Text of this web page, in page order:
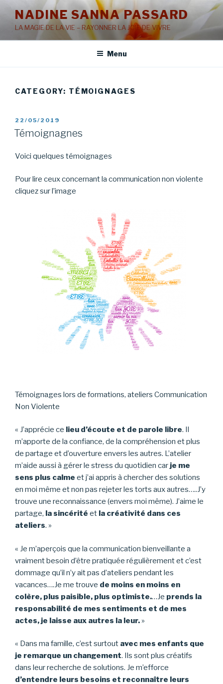
Skip
content
NADINE SANNA PASSARD
LA MAGIE DE LA VIE – RAYONNER LA JOIE DE VIVRE
Menu
CATEGORY: TÉMOIGNAGES
POSTED
ON
22/05/2019
Témoignagnes
Voici quelques témoignages
Pour lire ceux concernant la communication non violente
cliquez sur l’image
Témoignages lors de formations, ateliers Communication
Non Violente
« J’apprécie ce lieu d’écoute et de parole libre. Il
m’apporte de la confiance, de la compréhension et plus
de partage et d’ouverture envers les autres. L’atelier
m’aide aussi à gérer le stress du quotidien carje me
sens plus calme et j’ai appris à chercher des solutions
en moi même et non pas rejeter les torts aux autres…..J’y
trouve une reconnaissance (envers moi même). J’aime le
partage, la sincérité et la créativité dans ces
ateliers. »
« Je m’aperçois que la communication bienveillante a
vraiment besoin d’être pratiquée régulièrement et c’est
dommage qu’il n’y ait pas d’ateliers pendant les
vacances….Je me trouve de moins en moins en
colère, plus paisible, plus optimiste.…Je prends la
responsabilité de mes sentiments et de mes
actes, je laisse aux autres la leur. »
« Dans ma famille, c’est surtout avec mes enfants que
je remarque un changement. Ils sont plus créatifs
dans leur recherche de solutions. Je m’efforce
d’entendre leurs besoins et reconnaître leurs